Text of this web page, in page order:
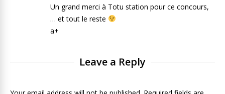
Un grand merci à Totu station pour ce concours,
… et tout le reste
a+
Leave a Reply